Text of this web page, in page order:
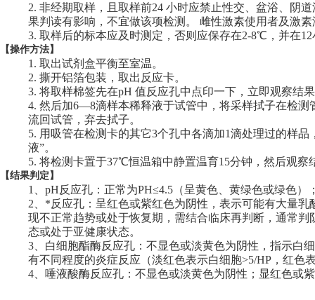
2. 非经期取样，且取样前24 小时应禁止性交、盆浴、阴
果判读有影响，不宜做该项检测。 雌性激素使用者及激
3. 取样后的标本应及时测定，否则应保存在2-8℃，并在
【操作方法】
1. 取出试剂盒平衡至室温。
2. 撕开铝箔包装，取出反应卡。
3. 将取样棉签先在pH 值反应孔中点印一下，立即观察结
4. 然后加6—8滴样本稀释液于试管中，将采样拭子在检
流回试管，弃去拭子。
5. 用吸管在检测卡的其它3个孔中各滴加1滴处理过的样
液”。
5. 将检测卡置于37℃恒温箱中静置温育15分钟，然后观察
【结果判定】
1
、pH反应孔：正常为PH≤4.5（呈黄色、黄绿色或绿色
2 、*反应孔：呈红色或紫红色为阴性，表示可能有大量
现不正常趋势或处于恢复期，需结合临床再判断，通常
态或处于亚健康状态。
3 、白细胞酯酶反应孔：不显色或淡黄色为阴性，指示白
有不同程度的炎症反应（淡红色表示白细胞>5/HP，红色
4 、唾液酸酶反应孔：不显色或淡黄色为阴性；显红色